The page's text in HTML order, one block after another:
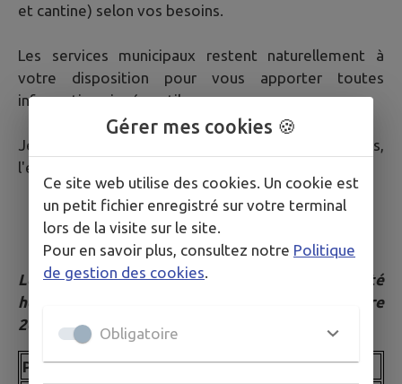
et cantine) selon vos besoins.
Les services municipaux restent naturellement à
votre disposition pour vous apporter toutes
informations jugées utiles.
Je vous prie d'agréer, Mesdames, Messieurs,
l'expression de mes cordiales salutations.
Les tarifs sont applicables avec une périodicité
hebdomadaire et à compter du 1er septembre
2025 :
Plage horaire
Tarif
Gérer mes cookies 🍪
Ce site web utilise des cookies. Un cookie est
un petit fichier enregistré sur votre terminal
lors de la visite sur le site.
Pour en savoir plus, consultez notre Politique
de gestion des cookies
Obligatoire